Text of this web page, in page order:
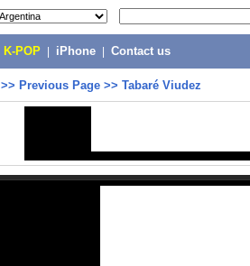
K-POP iPhone Contact us
>> Previous Page >> Tabaré Viudez